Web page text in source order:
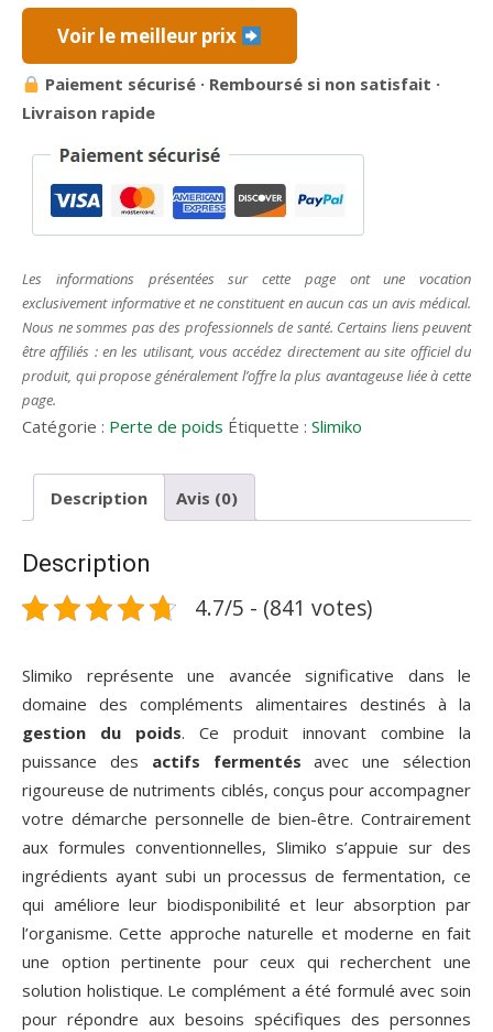
Voir le meilleur prix
Paiement sécurisé · Remboursé si non satisfait ·
Livraison rapide
Les informations présentées sur cette page ont une vocation
exclusivement informative et ne constituent en aucun cas un avis médical.
Nous ne sommes pas des professionnels de santé. Certains liens peuvent
être affiliés : en les utilisant, vous accédez directement au site officiel du
produit, qui propose généralement l’offre la plus avantageuse liée à cette
page.
Catégorie : Perte de poids Étiquette : Slimiko
Description Avis (0)
Description
4.7/5 - (841 votes)
Slimiko représente une avancée significative dans le
domaine des compléments alimentaires destinés à la
gestion du poids. Ce produit innovant combine la
puissance des actifs fermentés avec une sélection
rigoureuse de nutriments ciblés, conçus pour accompagner
votre démarche personnelle de bien-être. Contrairement
aux formules conventionnelles, Slimiko s’appuie sur des
ingrédients ayant subi un processus de fermentation, ce
qui améliore leur biodisponibilité et leur absorption par
l’organisme. Cette approche naturelle et moderne en fait
une option pertinente pour ceux qui recherchent une
solution holistique. Le complément a été formulé avec soin
pour répondre aux besoins spécifiques des personnes